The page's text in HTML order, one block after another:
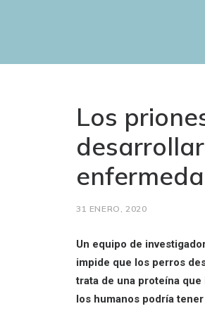
Los
31 ENERO, 2020
Un equipo de
impide que los perros
trata de una proteína
los humanos podría